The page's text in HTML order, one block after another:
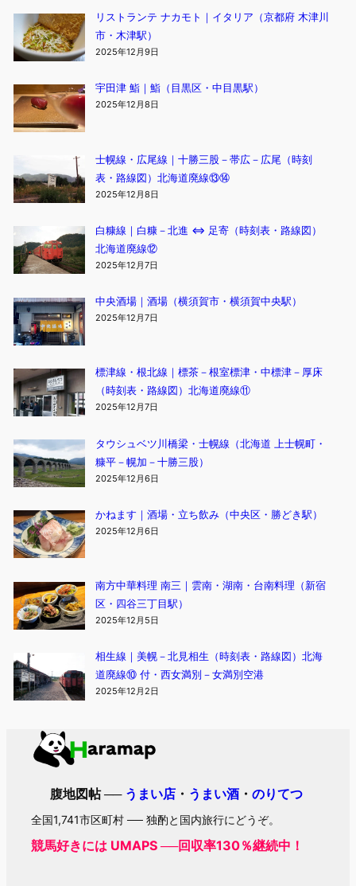
リストランテ ナカモト｜イタリア（京都府 木津川
市・木津駅）
2025年12月9日
宇田津 鮨｜鮨（目黒区・中目黒駅）
2025年12月8日
士幌線・広尾線｜十勝三股－帯広－広尾（時刻
表・路線図）北海道廃線⑬⑭
2025年12月8日
白糠線｜白糠－北進 ⇔ 足寄（時刻表・路線図）
北海道廃線⑫
2025年12月7日
中央酒場｜酒場（横須賀市・横須賀中央駅）
2025年12月7日
標津線・根北線｜標茶－根室標津・中標津－厚床
（時刻表・路線図）北海道廃線⑪
2025年12月7日
タウシュベツ川橋梁・士幌線（北海道 上士幌町・
糠平－幌加－十勝三股）
2025年12月6日
かねます｜酒場・立ち飲み（中央区・勝どき駅）
2025年12月6日
南方中華料理 南三｜雲南・湖南・台南料理（新宿
区・四谷三丁目駅）
2025年12月5日
相生線｜美幌－北見相生（時刻表・路線図）北海
道廃線⑩ 付・西女満別－女満別空港
2025年12月2日
腹地図帖 ── うまい店 ・ うまい酒 ・のりてつ
全国1,741市区町村 ── 独酌と国内旅行にどうぞ。
競馬好きには UMAPS ──回収率130％継続中！